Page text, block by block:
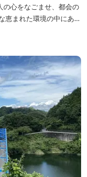
の心をなごませ、都会の
恵まれた環境の中にあ
赤目山水園です。 ま
る天然温泉「赤目温泉